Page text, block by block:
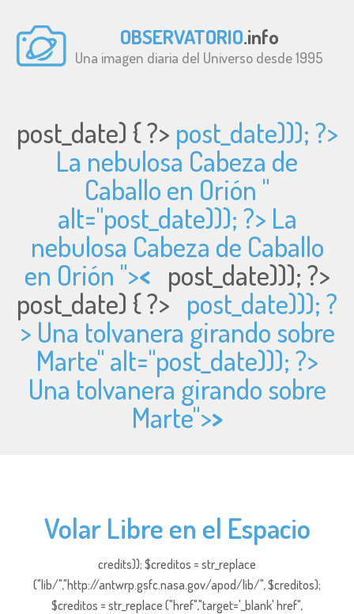
OBSERVATORIO.info
Una imagen diaria del Universo desde 1995
post_date) { ?> post_date))); ?>
La nebulosa Cabeza de
Caballo en Orión "
alt="post_date))); ?> La
nebulosa Cabeza de Caballo
en Orión ">< post_date))); ?>
post_date) { ?> post_date))); ?
> Una tolvanera girando sobre
Marte" alt="post_date))); ?>
Una tolvanera girando sobre
Marte">>
Volar Libre en el Espacio
credits)); $creditos = str_replace
("lib/","http://antwrp.gsfc.nasa.gov/apod/lib/", $creditos);
$creditos = str_replace ("href","target='_blank' href",